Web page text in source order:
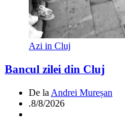
Azi in Cluj
Bancul zilei din Cluj
De la Andrei Mureșan
.8/8/2026